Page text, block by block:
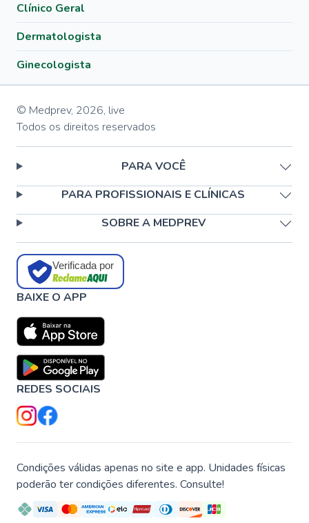
Clínico Geral
Dermatologista
Ginecologista
© Medprev, 2026, live
Todos os direitos reservados
PARA VOCÊ
PARA PROFISSIONAIS E CLÍNICAS
SOBRE A MEDPREV
Verificada por
BAIXE O APP
REDES SOCIAIS
Condições válidas apenas no site e app. Unidades físicas
poderão ter condições diferentes. Consulte!